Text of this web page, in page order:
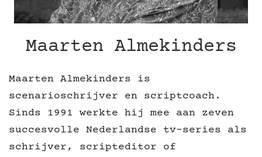
Maarten Almekinders
Maarten Almekinders is
scenarioschrijver en scriptcoach.
Sinds 1991 werkte hij mee aan zeven
succesvolle Nederlandse tv-series als
schrijver, scripteditor of